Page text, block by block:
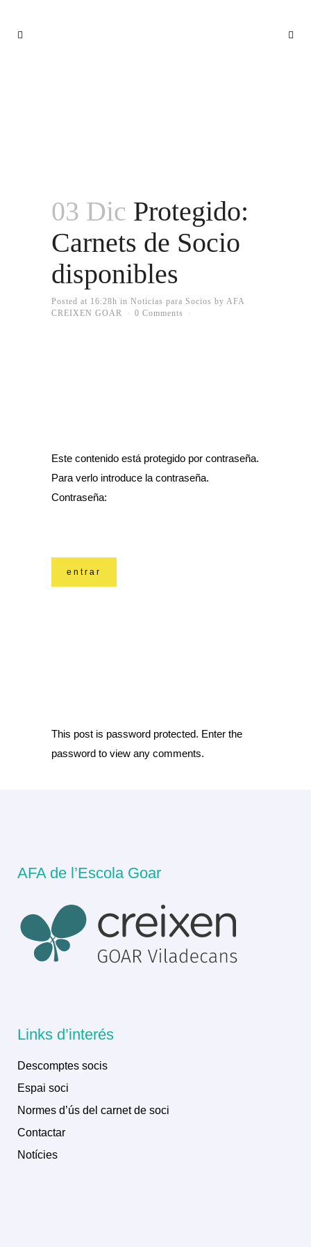
03 Dic Protegido:
Carnets de Socio
disponibles
Posted at 16:28h in Noticias para Socios by AFA
CREIXEN GOAR
0 Comments
Este contenido está protegido por contraseña.
Para verlo introduce la contraseña.
Contraseña:
This post is password protected. Enter the
password to view any comments.
AFA de l’Escola Goar
Links d’interés
Descomptes socis
Espai soci
Normes d’ús del carnet de soci
Contactar
Notícies